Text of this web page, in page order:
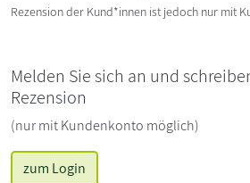
Rezension der Kund*innen ist jedoch nur mit
Melden Sie sich an und
Rezension
(nur mit Kundenkonto möglich)
zum Login